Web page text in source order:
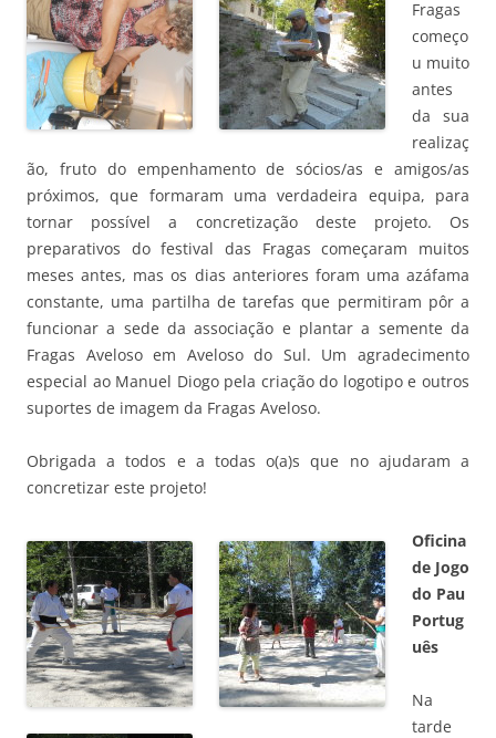
Fragas
começo
u muito
antes
da sua
realizaç
ão, fruto do empenhamento de sócios/as e amigos/as
próximos, que formaram uma verdadeira equipa, para
tornar possível a concretização deste projeto. Os
preparativos do festival das Fragas começaram muitos
meses antes, mas os dias anteriores foram uma azáfama
constante, uma partilha de tarefas que permitiram pôr a
funcionar a sede da associação e plantar a semente da
Fragas Aveloso em Aveloso do Sul. Um agradecimento
especial ao Manuel Diogo pela criação do logotipo e outros
suportes de imagem da Fragas Aveloso.
Obrigada a todos e a todas o(a)s que no ajudaram a
concretizar este projeto!
Oficina
de Jogo
do Pau
Portug
uês
Na
tarde